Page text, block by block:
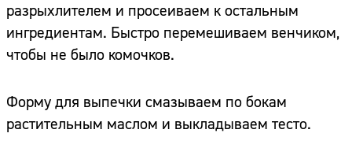
разрыхлителем и просеиваем к остальным
ингредиентам. Быстро перемешиваем венчиком,
чтобы не было комочков.
Форму для выпечки смазываем по бокам
растительным маслом и выкладываем тесто.